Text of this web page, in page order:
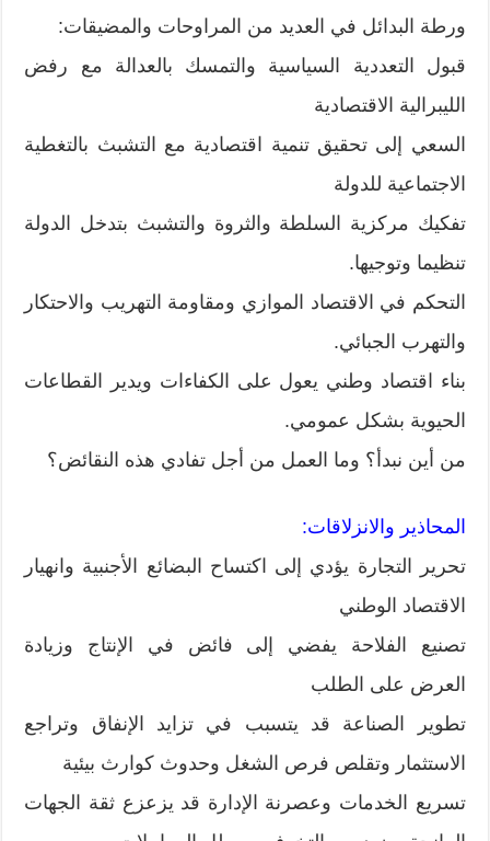
ورطة البدائل في العديد من المراوحات والمضيقات:
قبول التعددية السياسية والتمسك بالعدالة مع رفض
الليبرالية الاقتصادية
السعي إلى تحقيق تنمية اقتصادية مع التشبث بالتغطية
الاجتماعية للدولة
تفكيك مركزية السلطة والثروة والتشبث بتدخل الدولة
تنظيما وتوجيها.
التحكم في الاقتصاد الموازي ومقاومة التهريب والاحتكار
والتهرب الجبائي.
بناء اقتصاد وطني يعول على الكفاءات ويدير القطاعات
الحيوية بشكل عمومي.
من أين نبدأ؟ وما العمل من أجل تفادي هذه النقائض؟
المحاذير والانزلاقات:
تحرير التجارة يؤدي إلى اكتساح البضائع الأجنبية وانهيار
الاقتصاد الوطني
تصنيع الفلاحة يفضي إلى فائض في الإنتاج وزيادة
العرض على الطلب
تطوير الصناعة قد يتسبب في تزايد الإنفاق وتراجع
الاستثمار وتقلص فرص الشغل وحدوث كوارث بيئية
تسريع الخدمات وعصرنة الإدارة قد يزعزع ثقة الجهات